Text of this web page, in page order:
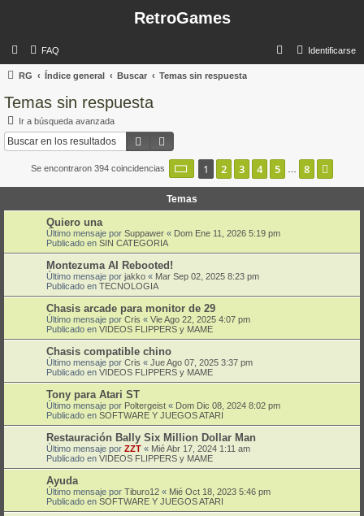
RetroGames
FAQ Identificarse
RG Índice general Buscar Temas sin respuesta
Temas sin respuesta
Ir a búsqueda avanzada
Buscar
Se encontraron 394 coincidencias Página de
1 2 3 4 5 8
Temas
Quiero una
Último mensaje por Suppawer « Dom Ene 11, 2026 5:19 pm
Publicado en SIN CATEGORIA
Montezuma AI Rebooted!
Último mensaje por jakko « Mar Sep 02, 2025 8:23 pm
Publicado en TECNOLOGIA
Chasis arcade para monitor de 29
Último mensaje por Cris « Vie Ago 22, 2025 4:07 pm
Publicado en VIDEOS FLIPPERS y MAME
Chasis compatible chino
Último mensaje por Cris « Jue Ago 07, 2025 3:37 pm
Publicado en VIDEOS FLIPPERS y MAME
Tony para Atari ST
Último mensaje por Poltergeist « Dom Dic 08, 2024 8:02 pm
Publicado en SOFTWARE Y JUEGOS ATARI
Restauración Bally Six Million Dollar Man
Último mensaje por ZZT « Mié Abr 17, 2024 1:11 am
Publicado en VIDEOS FLIPPERS y MAME
Ayuda
Último mensaje por Tiburo12 « Mié Oct 18, 2023 5:46 pm
Publicado en SOFTWARE Y JUEGOS ATARI